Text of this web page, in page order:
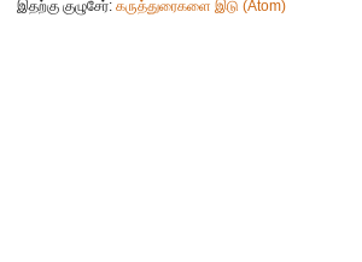
இதற்கு குழுசேர்: கருத்துரைகளை இடு (Atom)